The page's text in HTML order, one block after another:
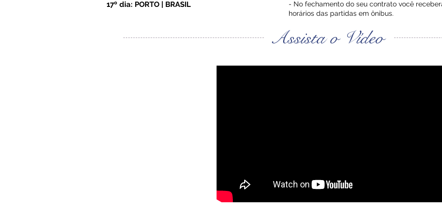
17º dia: PORTO | BRASIL
- No fechamento do seu contrato você
horários das partidas em ônibus.
Assista o Vídeo